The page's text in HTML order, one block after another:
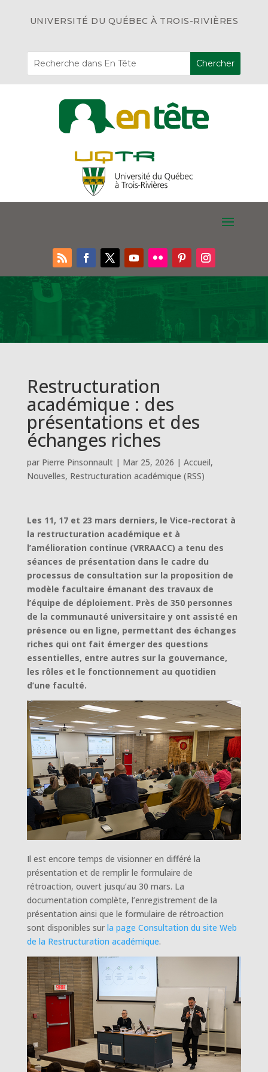
UNIVERSITÉ DU QUÉBEC À TROIS-RIVIÈRES
Restructuration
académique : des
présentations et des
échanges riches
par Pierre Pinsonnault| Mar 25, 2026 | Accueil,
Nouvelles, Restructuration académique (RSS)
Les 11, 17 et 23 mars derniers, le Vice-rectorat à
la restructuration académique et à
l’amélioration continue (VRRAACC) a tenu des
séances de présentation dans le cadre du
processus de consultation sur la proposition de
modèle facultaire émanant des travaux de
l’équipe de déploiement. Près de 350 personnes
de la communauté universitaire y ont assisté en
présence ou en ligne, permettant des échanges
riches qui ont fait émerger des questions
essentielles, entre autres sur la gouvernance,
les rôles et le fonctionnement au quotidien
d’une faculté.
Il est encore temps de visionner en différé la
présentation et de remplir le formulaire de
rétroaction, ouvert jusqu’au 30 mars. La
documentation complète, l’enregistrement de la
présentation ainsi que le formulaire de rétroaction
sont disponibles sur la page Consultation du site Web
de la Restructuration académique.